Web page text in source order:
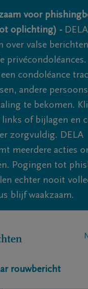
voor
oplichting) -
over valse
condoléance
andere
te bekomen.
links of bijlagen en
zorgvuldig. DELA
meerdere acties
Pogingen tot
echter nooit
blijf waakzaam.
rouwbericht